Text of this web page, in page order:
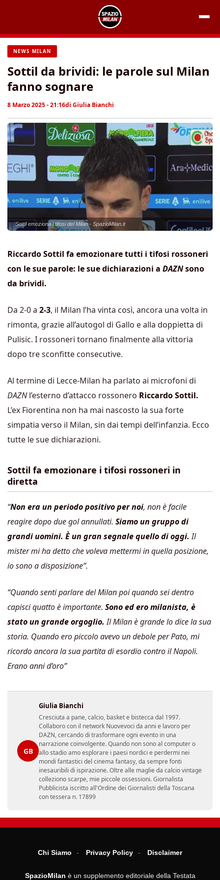
contenuto
NEWS MILAN
Sottil da brividi: le parole sul Milan
fanno sognare
8 Marzo 2025 - 21:16di Giulia Bianchi
Sottil emoziona i tifosi del Milan - SpazioMilan.it
Riccardo Sottil fa emozionare tutti i tifosi rossoneri
con le sue parole: le sue dichiarazioni a DAZNsono
da brividi.
Da 2-0 a 2-3, il Milan l’ha vinta così, ancora una volta in
rimonta, grazie all’autogol di Gallo e alla doppietta di
Pulisic. I rossoneri tornano finalmente alla vittoria
dopo tre sconfitte consecutive.
Al termine di Lecce-Milan ha parlato ai microfoni di
DAZNl’esterno d’attacco rossonero Riccardo Sottil.
L’ex Fiorentina non ha mai nascosto la sua forte
simpatia verso il Milan, sin dai tempi dell’infanzia. Ecco
tutte le sue dichiarazioni.
Sottil fa emozionare i tifosi rossoneri in
diretta
“Non era un periodo positivo per noi, non è facile
reagire dopo due gol annullati. Siamo un gruppo di
grandi uomini. È un gran segnale quello di oggi. Il
mister mi ha detto che voleva mettermi in quella posizione,
io sono a disposizione”.
“Quando senti parlare del Milan poi quando sei dentro
capisci quatto è importante. Sono ed ero milanista, è
stato un grande orgoglio. Il Milan è grande lo dice la sua
storia. Quando ero piccolo avevo un debole per Pato, mi
ricordo ancora la sua partita di esordio contro il Napoli.
Erano anni d’oro”
GB
Giulia Bianchi
Cresciuta a pane, calcio, basket e bistecca dal 1997.
Collaboro con il network Nuovevoci da anni e lavoro per
DAZN, cercando di trasformare ogni evento in una
narrazione coinvolgente. Quando non sono al computer o
allo stadio amo esplorare i paesi nordici e perdermi nei
mondi fantastici del cinema fantasy, da sempre fonti
inesauribili di ispirazione. Oltre alle maglie da calcio vintage
colleziono scarpe, mie piccole ossessioni. Giornalista
Pubblicista iscritto all'Ordine dei Giornalisti della Toscana
con tessera n. 17899
Chi Siamo Privacy Policy Disclaimer
SpazioMilan è un supplemento editoriale della Testata